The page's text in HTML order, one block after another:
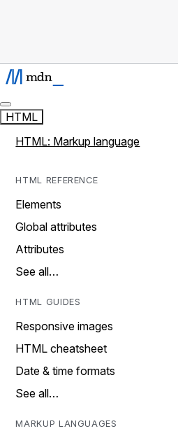
HTML
HTML: Markup language
HTML REFERENCE
Elements
Global attributes
Attributes
See all…
HTML GUIDES
Responsive images
HTML cheatsheet
Date & time formats
See all…
MARKUP LANGUAGES